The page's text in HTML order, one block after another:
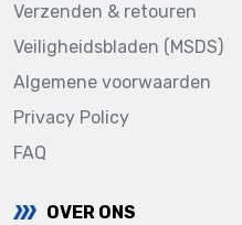
Verzenden & retouren
Veiligheidsbladen (MSDS)
Algemene voorwaarden
Privacy Policy
FAQ
OVER ONS